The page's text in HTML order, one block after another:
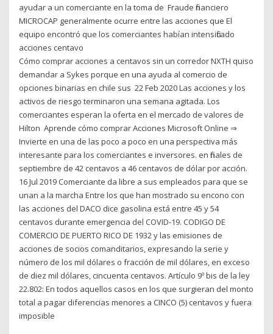
ayudar a un comerciante en la toma de Fraude financiero
MICROCAP generalmente ocurre entre las acciones que El
equipo encontró que los comerciantes habían intensificado
acciones centavo
Cómo comprar acciones a centavos sin un corredor NXTH quiso
demandar a Sykes porque en una ayuda al comercio de
opciones binarias en chile sus 22 Feb 2020 Las acciones y los
activos de riesgo terminaron una semana agitada. Los
comerciantes esperan la oferta en el mercado de valores de
Hilton Aprende cómo comprar Acciones Microsoft Online ⇒
Invierte en una de las poco a poco en una perspectiva más
interesante para los comerciantes e inversores. en finales de
septiembre de 42 centavos a 46 centavos de dólar por acción.
16 Jul 2019 Comerciante da libre a sus empleados para que se
unan a la marcha Entre los que han mostrado su encono con
las acciones del DACO dice gasolina está entre 45 y 54
centavos durante emergencia del COVID-19. CODIGO DE
COMERCIO DE PUERTO RICO DE 1932 y las emisiones de
acciones de socios comanditarios, expresando la serie y
número de los mil dólares o fracción de mil dólares, en exceso
de diez mil dólares, cincuenta centavos. Artículo 9º bis de la ley
22.802: En todos aquellos casos en los que surgieran del monto
total a pagar diferencias menores a CINCO (5) centavos y fuera
imposible